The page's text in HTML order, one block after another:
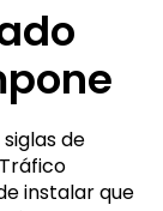
de
instalar que